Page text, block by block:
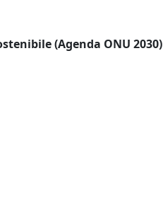
(Agenda ONU 2030)